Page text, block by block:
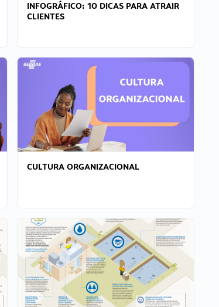
INFOGRÁFICO: 10 DICAS PARA ATRAIR
CLIENTES
CULTURA ORGANIZACIONAL